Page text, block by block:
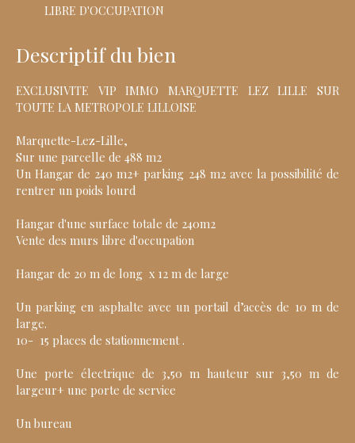
LIBRE D'OCCUPATION
Descriptif du bien
EXCLUSIVITE VIP IMMO MARQUETTE LEZ LILLE SUR
TOUTE LA METROPOLE LILLOISE
Marquette-Lez-Lille,
Sur une parcelle de 488 m2
Un Hangar de 240 m2+ parking 248 m2 avec la possibilité de
rentrer un poids lourd
Hangar d'une surface totale de 240m2
Vente des murs libre d'occupation
Hangar de 20 m de long x 12 m de large
Un parking en asphalte avec un portail d’accès de 10 m de
large.
10- 15 places de stationnement .
Une porte électrique de 3,50 m hauteur sur 3,50 m de
largeur+ une porte de service
Un bureau